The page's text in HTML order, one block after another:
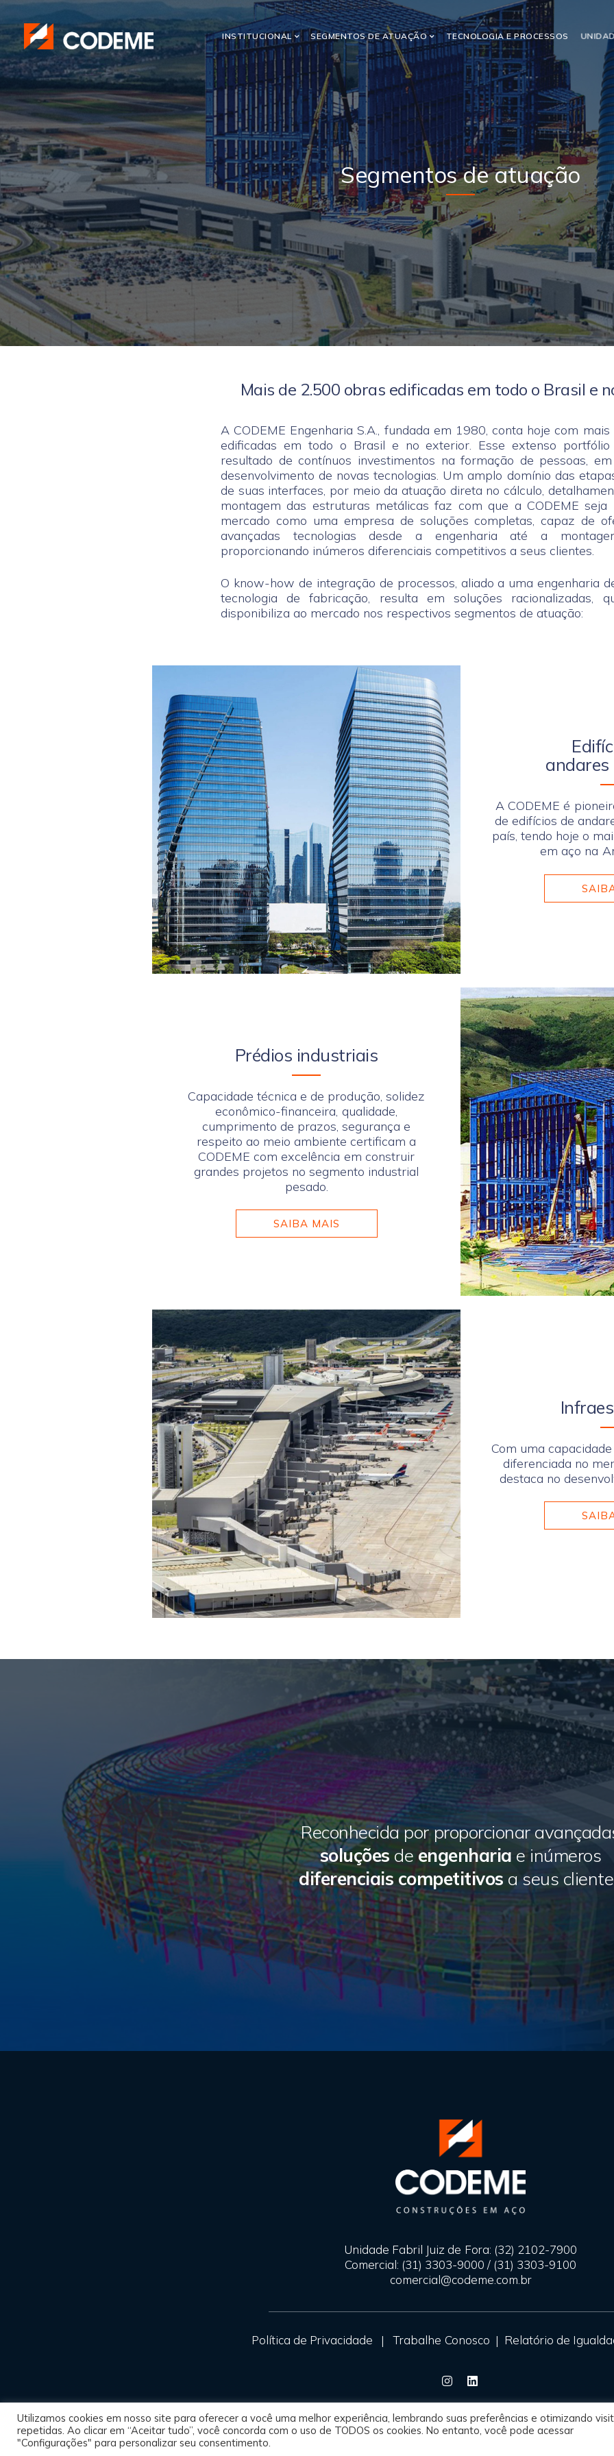
INSTITUCIONAL SEGMENTOS DE ATUAÇÃO TECNOLOGIA E PROCESSOS
Segmentos de atuação
Mais de 2.500 obras edificadas em todo o Brasil e
A CODEME Engenharia S.A., fundada em 1980, conta hoje com
edificadas em todo o Brasil e no exterior. Esse extenso
resultado de contínuos investimentos na formação de pessoas,
desenvolvimento de novas tecnologias. Um amplo domínio das
de suas interfaces, por meio da atuação direta no cálculo,
montagem das estruturas metálicas faz com que a CODEME seja
mercado como uma empresa de soluções completas, capaz de
avançadas tecnologias desde a engenharia até a
proporcionando inúmeros diferenciais competitivos a seus clientes.
O know-how de integração de processos, aliado a uma engenharia
tecnologia de fabricação, resulta em soluções racionalizadas,
disponibiliza ao mercado nos respectivos segmentos de atuação:
A CODEME é
de edifícios de
país, tendo hoje o
em aço na
Prédios industriais
Capacidade técnica e de produção, solidez
econômico-financeira, qualidade,
cumprimento de prazos, segurança e
respeito ao meio ambiente certificam a
CODEME com excelência em construir
grandes projetos no segmento industrial
pesado.
SAIBA MAIS
Com uma
diferenciada no
destaca no
Reconhecida por proporcionar
soluções de engenharia e inúmeros
diferenciais competitivos a seus
Unidade Fabril Juiz de Fora: (32) 2102-7900
Comercial: (31) 3303-9000 / (31) 3303-9100
comercial@codeme.com.br
Política de Privacidade |Trabalhe Conosco | Relatório de
Utilizamos cookies em nosso site para oferecer a você uma melhor experiência, lembrando suas preferências e otimizando
repetidas. Ao clicar em “Aceitar tudo”, você concorda com o uso de TODOS os cookies. No entanto, você pode acessar
"Configurações" para personalizar seu consentimento.